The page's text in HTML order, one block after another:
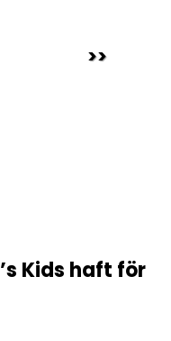
>>
Kids haft för